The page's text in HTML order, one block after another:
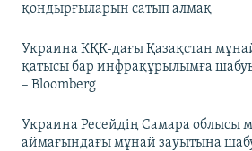
қондырғыларын сатып алмақ
Украина КҚК-дағы Қазақстан
қатысы бар инфрақұрылымға
– Bloomberg
Украина Ресейдің Самара облысы
аймағындағы мұнай зауытына